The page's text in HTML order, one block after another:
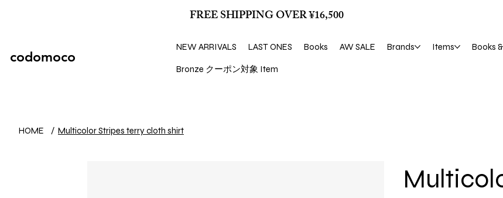
FREE SHIPPING OVER ¥16,500
codomoco
NEW ARRIVALS LAST ONES Books AW SALE Brands Items Books
Bronze クーポン対象 Item
HOME / Multicolor Stripes terry cloth shirt